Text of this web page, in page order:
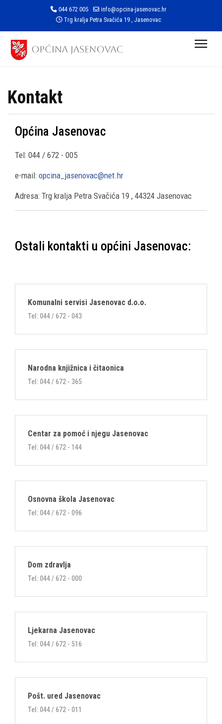
044 672 005
info@opcina-jasenovac.hr
Trg kralja Petra Svačića 19 , Jasenovac
Kontakt
Općina Jasenovac
Tel: 044 / 672 - 005
e-mail: opcina_jasenovac@net.hr
Adresa: Trg kralja Petra Svačića 19 , 44324 Jasenovac
Ostali kontakti u općini Jasenovac:
Komunalni servisi Jasenovac d.o.o.
Tel: 044 / 672 - 043
Narodna knjižnica i čitaonica
Tel: 044 / 672 - 365
Centar za pomoć i njegu Jasenovac
Tel: 044 / 672 - 144
Osnovna škola Jasenovac
Tel: 044 / 672 - 096
Dom zdravlja
Tel: 044 / 672 - 000
Ljekarna Jasenovac
Tel: 044 / 672 - 516
Pošt. ured Jasenovac
Tel: 044 / 672 - 011